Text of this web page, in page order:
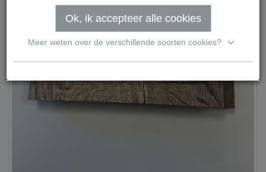
Ok, ik accepteer alle cookies
Meer weten over de verschillende soorten cookies?